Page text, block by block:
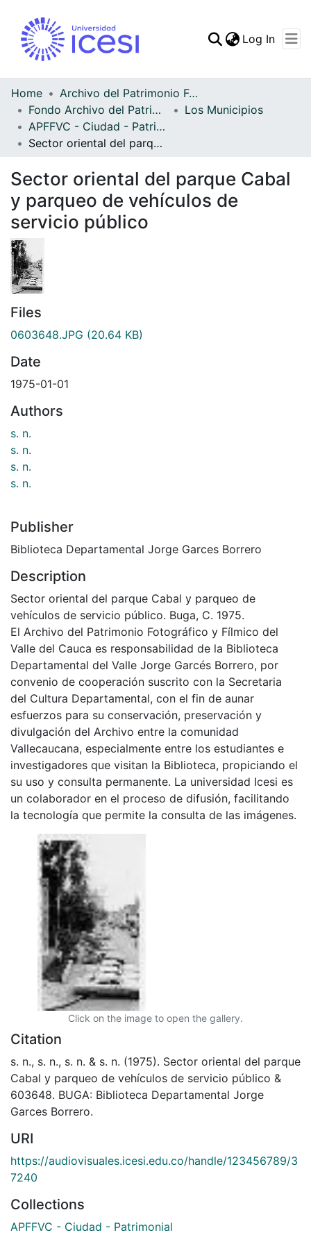
Statistics
Log In
Home
Archivo del Patrimonio Fotográfico y Fílmico del Valle del Cauca
Fondo Archivo del Patrimonio Fotográfico y Fílmico del Valle del Cauca
Los Municipios
APFFVC - Ciudad - Patrimonial
Sector oriental del parque Cabal y parqueo de vehículos de servicio público
Sector oriental del parque Cabal
y parqueo de vehículos de
servicio público
Files
0603648.JPG (20.64 KB)
Date
1975-01-01
Authors
s. n.
s. n.
s. n.
s. n.
Publisher
Biblioteca Departamental Jorge Garces Borrero
Description
Sector oriental del parque Cabal y parqueo de
vehículos de servicio público. Buga, C. 1975.
El Archivo del Patrimonio Fotográfico y Fílmico del
Valle del Cauca es responsabilidad de la Biblioteca
Departamental del Valle Jorge Garcés Borrero, por
convenio de cooperación suscrito con la Secretaria
del Cultura Departamental, con el fin de aunar
esfuerzos para su conservación, preservación y
divulgación del Archivo entre la comunidad
Vallecaucana, especialmente entre los estudiantes e
investigadores que visitan la Biblioteca, propiciando el
su uso y consulta permanente. La universidad Icesi es
un colaborador en el proceso de difusión, facilitando
la tecnología que permite la consulta de las imágenes.
Click on the image to open the gallery.
Citation
s. n., s. n., s. n. & s. n. (1975). Sector oriental del parque
Cabal y parqueo de vehículos de servicio público &
603648. BUGA: Biblioteca Departamental Jorge
Garces Borrero.
URI
https://audiovisuales.icesi.edu.co/handle/123456789/3
7240
Collections
APFFVC - Ciudad - Patrimonial